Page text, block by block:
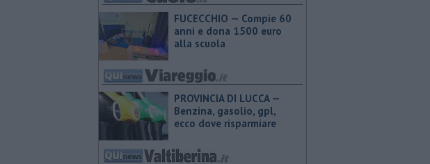
FUCECCHIO — Compie 60
anni e dona 1500 euro
alla scuola
PROVINCIA DI LUCCA — ​
Benzina, gasolio, gpl,
ecco dove risparmiare